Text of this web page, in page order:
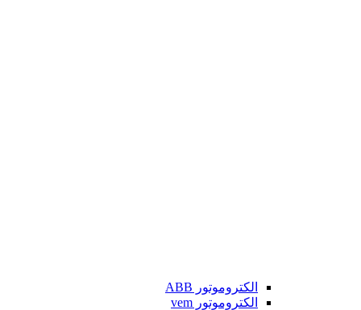
الکتروموتور ABB
الکتروموتور vem